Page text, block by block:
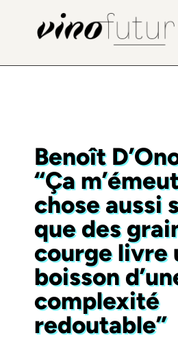
Benoît
“Ça
chose aussi
que des
courge livre
boisson
complexité
redoutable”